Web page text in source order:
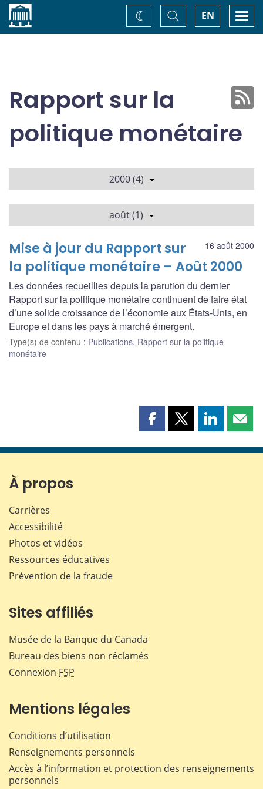
Accueil EN
Basculer
la
recherche
Changez
de
Rapport sur la
politique monétaire
2000 (4)
août (1)
16 août 2000
Mise à jour du Rapport sur
la politique monétaire – Août 2000
Les données recueillies depuis la parution du dernier
Rapport sur la politique monétaire continuent de faire état
d’une solide croissance de l’économie aux États-Unis, en
Europe et dans les pays à marché émergent.
Type(s) de contenu : Publications, Rapport sur la politique
monétaire
Partager
page
Partager
page
Partager
page page
À propos
Carrières
Accessibilité
Photos et vidéos
Ressources éducatives
Prévention de la fraude
Sites affiliés
Musée de la Banque du Canada
Bureau des biens non réclamés
Connexion FSP
Mentions légales
Conditions d’utilisation
Renseignements personnels
Accès à l’information et protection des renseignements
personnels